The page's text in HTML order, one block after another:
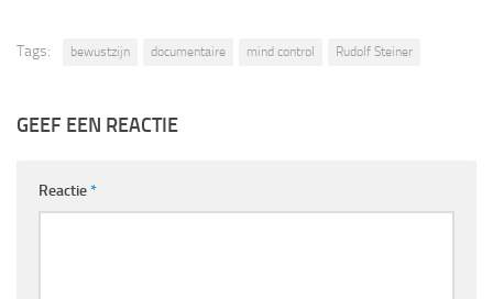
Tags: bewustzijn documentaire mind control Rudolf Steiner
GEEF EEN REACTIE
Reactie*